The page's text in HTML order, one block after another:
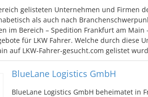
gelisteten Unternehmen und Firmen
als auch nach
im Bereich – Spedition Frankfurt am
für LKW Fahrer. Welche durch diese
auf LKW-Fahrer-gesucht.com gelistet
BlueLane Logistics GmbH
BlueLane Logistics GmbH beheimatet in